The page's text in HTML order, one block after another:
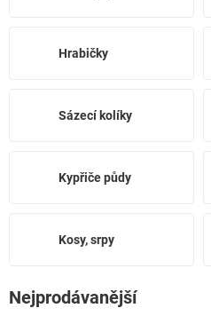
Hrabičky
Sázecí kolíky
Kypřiče půdy
Kosy, srpy
Nejprodávanější